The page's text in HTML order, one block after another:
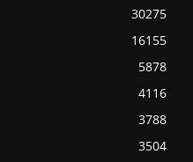
30275
16155
5878
4116
3788
3504